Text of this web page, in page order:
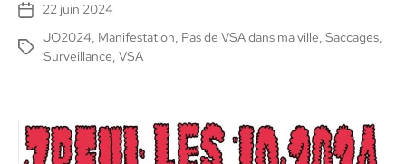
Date
l’article
22 juin 2024
Étiquettes
JO2024, Manifestation, Pas de VSA dans ma ville, Saccages,
Surveillance, VSA